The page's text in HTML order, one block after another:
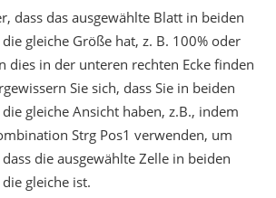
dass das ausgewählte Blatt in beiden
gleiche Größe hat, z. B. 100% oder
dies in der unteren rechten Ecke finden
Sie sich, dass Sie in beiden
gleiche Ansicht haben, z.B., indem
Strg Pos1 verwenden, um
die ausgewählte Zelle in beiden
gleiche ist.